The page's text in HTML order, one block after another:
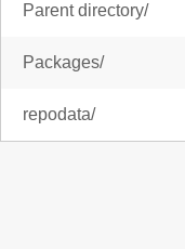
Parent directory/
Packages/
repodata/